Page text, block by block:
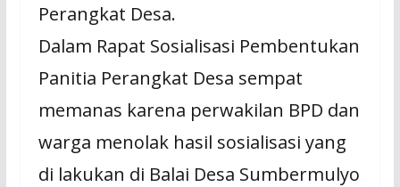
Perangkat Desa.
Dalam Rapat Sosialisasi Pembentukan
Panitia Perangkat Desa sempat
memanas karena perwakilan BPD dan
warga menolak hasil sosialisasi yang
di lakukan di Balai Desa Sumbermulyo